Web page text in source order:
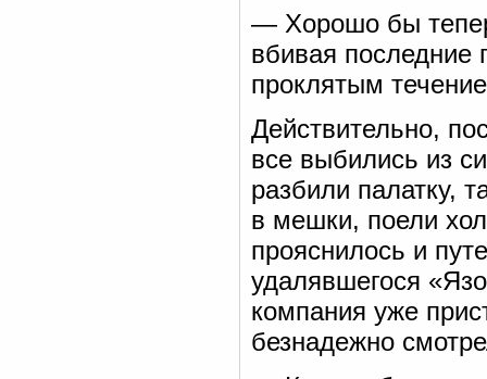
— Хорошо бы
вбивая последние
проклятым
Действительно,
все выбились из
разбили палатку,
в мешки, поели
прояснилось и
удалявшегося
компания уже
безнадежно